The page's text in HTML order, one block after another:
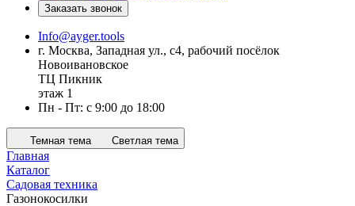
Заказать звонок
Info@ayger.tools
г. Москва, Западная ул., с4, рабочий посёлок
Новоивановское
ТЦ Пикник
этаж 1
Пн - Пт: с 9:00 до 18:00
Темная тема Светлая тема
Главная
Каталог
Садовая техника
Газонокосилки